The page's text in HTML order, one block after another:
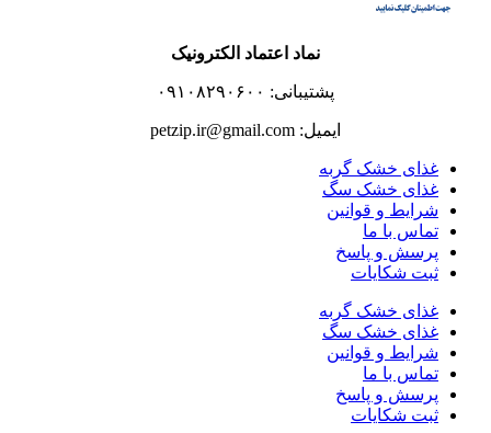
نماد اعتماد الکترونیک
پشتیبانی: ۰۹۱۰۸۲۹۰۶۰۰
ایمیل: petzip.ir@gmail.com
غذای خشک گربه
غذای خشک سگ
شرایط و قوانین
تماس با ما
پرسش و پاسخ
ثبت شکایات
غذای خشک گربه
غذای خشک سگ
شرایط و قوانین
تماس با ما
پرسش و پاسخ
ثبت شکایات